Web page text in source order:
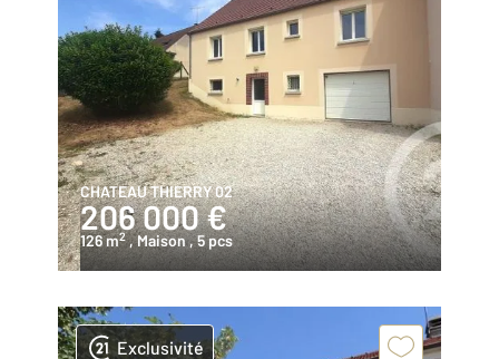
CHATEAU THIERRY 02
206 000 €
126 m2 , Maison , 5 pcs
Exclusivité